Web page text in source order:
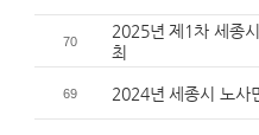
70
2025년 제1차 세종
최
69 2024년 세종시 노사